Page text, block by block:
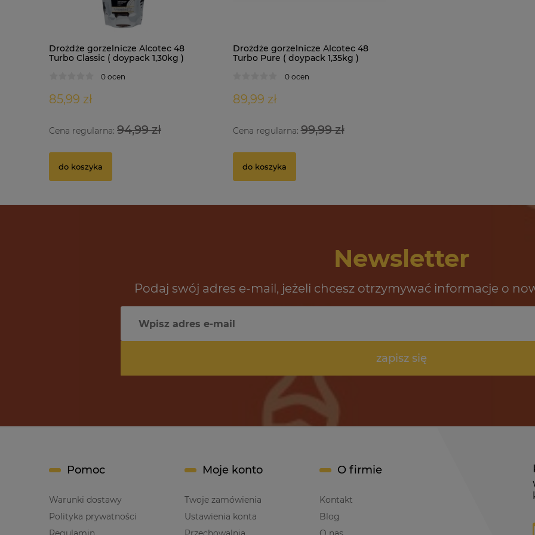
Drożdże gorzelnicze Alcotec 48
Turbo Classic ( doypack 1,30kg )
0 ocen
85,99 zł
Cena regularna: 94,99 zł
do koszyka
Drożdże gorzelnicze Alcotec 48
Turbo Pure ( doypack 1,35kg )
0 ocen
89,99 zł
Cena regularna:99,99 zł
do koszyka
Newsletter
Podaj swój adres e-mail, jeżeli chcesz otrzymywać informacje o
zapisz się
Pomoc
Warunki dostawy
Polityka prywatności
Moje konto
Twoje zamówienia
Ustawienia konta
O firmie
Kontakt
Blog